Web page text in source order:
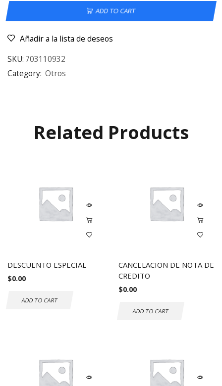
ADD TO CART
Añadir a la lista de deseos
SKU: 703110932
Category: Otros
Related Products
DESCUENTO ESPECIAL
$0.00
ADD TO CART
CANCELACION DE NOTA DE
CREDITO
$0.00
ADD TO CART